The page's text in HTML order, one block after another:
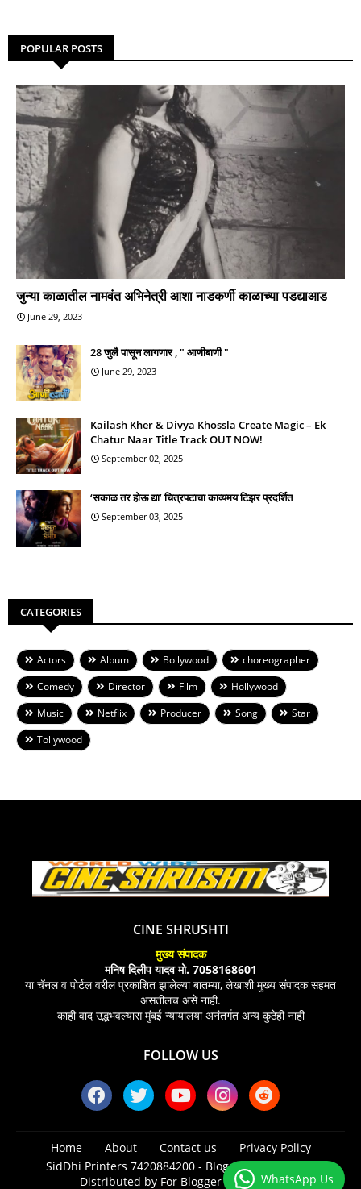
POPULAR POSTS
जुन्या काळातील नामवंत अभिनेत्री आशा नाडकर्णी काळाच्या पडद्याआड
June 29, 2023
28 जुलै पासून लागणार , " आणीबाणी "
June 29, 2023
Kailash Kher & Divya Khossla Create Magic – Ek
Chatur Naar Title Track OUT NOW!
September 02, 2025
‘सकाळ तर होऊ द्या’ चित्रपटाचा काव्यमय टिझर प्रदर्शित
September 03, 2025
CATEGORIES
Actors Album Bollywood
choreographer
Comedy
Director Film
Hollywood
Music
Netflix Producer Song
Star
Tollywood
CINE SHRUSHTI
मुख्य संपादक
मनिष दिलीप यादव मो. 7058168601
या चॅनल व पोर्टल वरील प्रकाशित झालेल्या बातम्या, लेखाशी मुख्य संपादक सहमत
असतीलच असे नाही.
काही वाद उद्भभवल्यास मुंबई न्यायालया अनंतर्गत अन्य कुठेही नाही
FOLLOW US
Home About Contact us
Privacy Policy
SidDhi Printers 7420884200 - Blogger Templates|
Distributed by For Blogger TemplatesWhatsApp Us